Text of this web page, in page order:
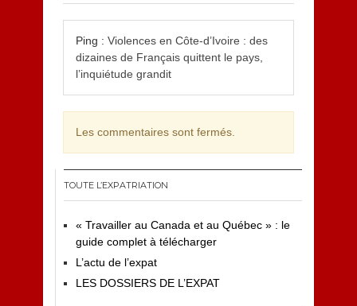
Ping : Violences en Côte-d’Ivoire : des
dizaines de Français quittent le pays,
l’inquiétude grandit
Les commentaires sont fermés.
TOUTE L’EXPATRIATION
« Travailler au Canada et au Québec » : le
guide complet à télécharger
L’actu de l’expat
LES DOSSIERS DE L’EXPAT